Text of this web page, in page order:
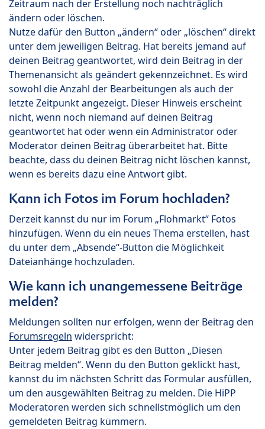
Zeitraum nach der Erstellung noch nachträglich
ändern oder löschen.
Nutze dafür den Button „ändern“ oder „löschen“ direkt
unter dem jeweiligen Beitrag. Hat bereits jemand auf
deinen Beitrag geantwortet, wird dein Beitrag in der
Themenansicht als geändert gekennzeichnet. Es wird
sowohl die Anzahl der Bearbeitungen als auch der
letzte Zeitpunkt angezeigt. Dieser Hinweis erscheint
nicht, wenn noch niemand auf deinen Beitrag
geantwortet hat oder wenn ein Administrator oder
Moderator deinen Beitrag überarbeitet hat. Bitte
beachte, dass du deinen Beitrag nicht löschen kannst,
wenn es bereits dazu eine Antwort gibt.
Kann ich Fotos im Forum hochladen?
Derzeit kannst du nur im Forum „Flohmarkt“ Fotos
hinzufügen. Wenn du ein neues Thema erstellen, hast
du unter dem „Absende“-Button die Möglichkeit
Dateianhänge hochzuladen.
Wie kann ich unangemessene Beiträge
melden?
Meldungen sollten nur erfolgen, wenn der Beitrag den
Forumsregeln widerspricht:
Unter jedem Beitrag gibt es den Button „Diesen
Beitrag melden“. Wenn du den Button geklickt hast,
kannst du im nächsten Schritt das Formular ausfüllen,
um den ausgewählten Beitrag zu melden. Die HiPP
Moderatoren werden sich schnellstmöglich um den
gemeldeten Beitrag kümmern.